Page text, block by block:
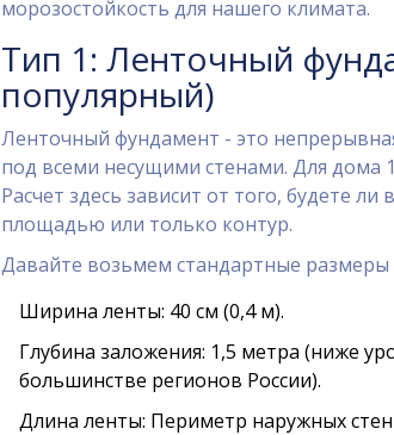
морозостойкость для нашего климата.
Тип 1: Ленточный
популярный)
Ленточный фундамент - это
под всеми несущими стенами. Для дома
Расчет здесь зависит от того, будете
площадью или только контур.
Давайте возьмем стандартные размеры
Ширина ленты: 40 см (0,4 м).
Глубина заложения: 1,5 метра (ниже
большинстве регионов России).
Длина ленты: Периметр наружных